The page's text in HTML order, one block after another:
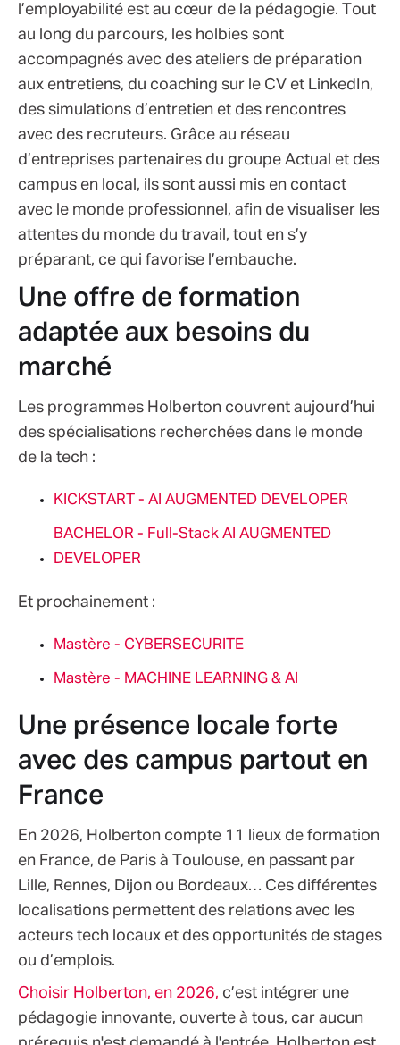
l’employabilité est au cœur de la pédagogie. Tout
au long du parcours, les holbies sont
accompagnés avec des ateliers de préparation
aux entretiens, du coaching sur le CV et LinkedIn,
des simulations d’entretien et des rencontres
avec des recruteurs. Grâce au réseau
d’entreprises partenaires du groupe Actual et des
campus en local, ils sont aussi mis en contact
avec le monde professionnel, afin de visualiser les
attentes du monde du travail, tout en s’y
préparant, ce qui favorise l’embauche.
Une offre de formation
adaptée aux besoins du
marché
Les programmes Holberton couvrent aujourd’hui
des spécialisations recherchées dans le monde
de la tech :
KICKSTART - AI AUGMENTED DEVELOPER
BACHELOR - Full-Stack AI AUGMENTED
DEVELOPER
Et prochainement :
Mastère - CYBERSECURITE
Mastère - MACHINE LEARNING & AI
Une présence locale forte
avec des campus partout en
France
En 2026, Holberton compte 11 lieux de formation
en France, de Paris à Toulouse, en passant par
Lille, Rennes, Dijon ou Bordeaux… Ces différentes
localisations permettent des relations avec les
acteurs tech locaux et des opportunités de stages
ou d’emplois.
Choisir Holberton, en 2026, c’est intégrer une
pédagogie innovante, ouverte à tous, car aucun